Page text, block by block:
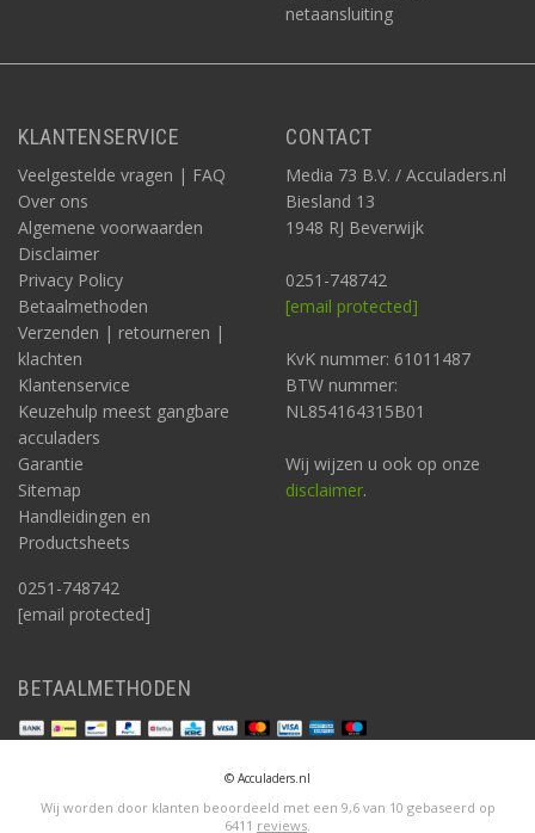
netaansluiting
KLANTENSERVICE
Veelgestelde vragen | FAQ
Over ons
Algemene voorwaarden
Disclaimer
Privacy Policy
Betaalmethoden
Verzenden | retourneren |
klachten
Klantenservice
Keuzehulp meest gangbare
acculaders
Garantie
Sitemap
Handleidingen en
Productsheets
0251-748742
[email protected]
CONTACT
Media 73 B.V. / Acculaders.nl
Biesland 13
1948 RJ Beverwijk
0251-748742
[email protected]
KvK nummer: 61011487
BTW nummer:
NL854164315B01
Wij wijzen u ook op onze
disclaimer.
BETAALMETHODEN
© Acculaders.nl
Wij worden door klanten beoordeeld met een 9,6van 10 gebaseerd op
6411 reviews.